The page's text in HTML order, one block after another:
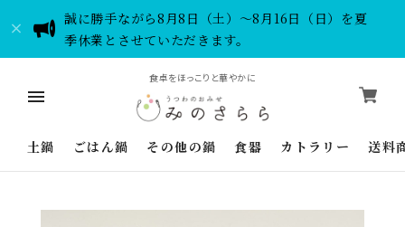
誠に勝手ながら8月8日（土）～8月16日（日）を夏
季休業とさせていただきます。
食卓をほっこりと華やかに
土鍋 ごはん鍋 その他の鍋 食器 カトラリー 送料